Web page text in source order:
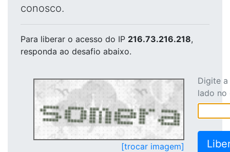
conosco.
Para liberar o acesso do IP 216.73.216.218,
responda ao desafio abaixo.
[trocar imagem]
Digite
lado no